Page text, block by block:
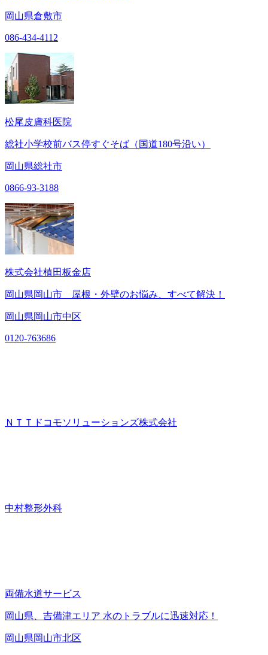
岡山県倉敷市
086-434-4112
松尾皮膚科医院
総社小学校前バス停すぐそば（国道180号沿い）
岡山県総社市
0866-93-3188
株式会社植田板金店
岡山県岡山市 屋根・外壁のお悩み、すべて解決！
岡山県岡山市中区
0120-763686
ＮＴＴドコモソリューションズ株式会社
中村整形外科
両備水道サービス
岡山県、吉備津エリア 水のトラブルに迅速対応！
岡山県岡山市北区